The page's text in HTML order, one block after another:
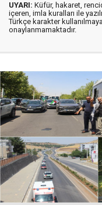
UYARI: Küfür, hakaret,
içeren, imla kuralları ile
Türkçe karakter
onaylanmamaktadır.